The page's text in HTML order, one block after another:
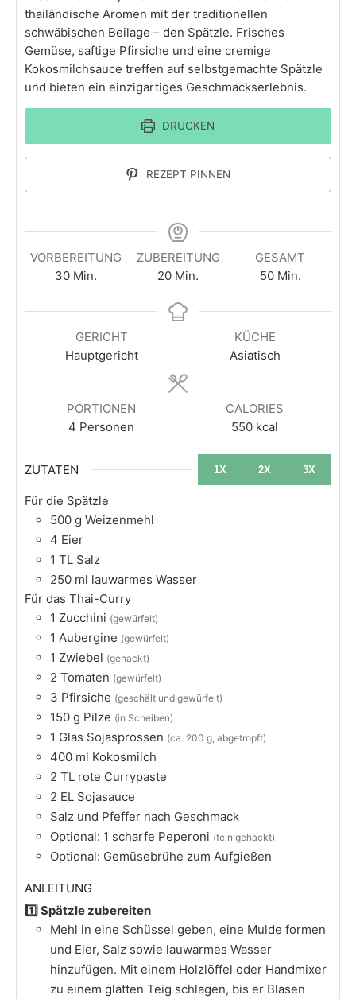
thailändische Aromen mit der traditionellen
schwäbischen Beilage – den Spätzle. Frisches
Gemüse, saftige Pfirsiche und eine cremige
Kokosmilchsauce treffen auf selbstgemachte Spätzle
und bieten ein einzigartiges Geschmackserlebnis.
DRUCKEN
REZEPT PINNEN
VORBEREITUNG
30 Min.
ZUBEREITUNG
20 Min.
GESAMT
50 Min.
GERICHT
Hauptgericht
KÜCHE
Asiatisch
PORTIONEN
4 Personen
CALORIES
550 kcal
ZUTATEN 1X 2X 3X
Für die Spätzle
500 g Weizenmehl​
4 Eier​
1 TL Salz​
250 ml lauwarmes Wasser​
Für das Thai-Curry
1 Zucchini (gewürfelt​)
1 Aubergine (gewürfelt​)
1 Zwiebel (gehackt​)
2 Tomaten (gewürfelt​)
3 Pfirsiche (geschält und gewürfelt​)
150 g Pilze (in Scheiben​)
1 Glas Sojasprossen (ca. 200 g, abgetropft​)
400 ml Kokosmilch​
2 TL rote Currypaste​
2 EL Sojasauce​
Salz und Pfeffer nach Geschmack​
Optional: 1 scharfe Peperoni (fein gehackt​)
Optional: Gemüsebrühe zum Aufgießen
ANLEITUNG
1️⃣ Spätzle zubereiten
Mehl in eine Schüssel geben, eine Mulde formen
und Eier, Salz sowie lauwarmes Wasser
hinzufügen. Mit einem Holzlöffel oder Handmixer
zu einem glatten Teig schlagen, bis er Blasen